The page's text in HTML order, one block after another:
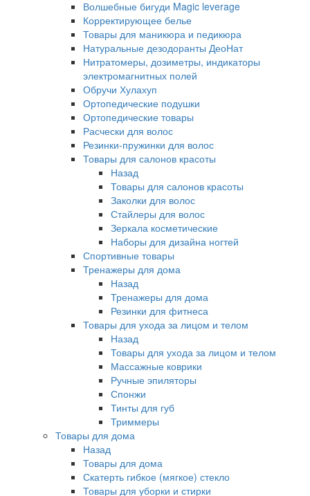
Волшебные бигуди Magic leverage
Корректирующее белье
Товары для маникюра и педикюра
Натуральные дезодоранты ДеоНат
Нитратомеры, дозиметры, индикаторы
электромагнитных полей
Обручи Хулахуп
Ортопедические подушки
Ортопедические товары
Расчески для волос
Резинки-пружинки для волос
Товары для салонов красоты
Назад
Товары для салонов красоты
Заколки для волос
Стайлеры для волос
Зеркала косметические
Наборы для дизайна ногтей
Спортивные товары
Тренажеры для дома
Назад
Тренажеры для дома
Резинки для фитнеса
Товары для ухода за лицом и телом
Назад
Товары для ухода за лицом и телом
Массажные коврики
Ручные эпиляторы
Спонжи
Тинты для губ
Триммеры
Товары для дома
Назад
Товары для дома
Скатерть гибкое (мягкое) стекло
Товары для уборки и стирки